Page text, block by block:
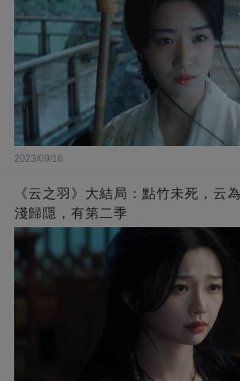
2023/09/16
《云之羽》大結局：點竹未死，云
淺歸隱，有第二季